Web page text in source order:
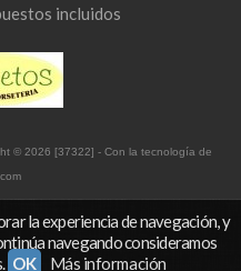
incluidos
© 2026 [37322] - Con la tecnología de
la experiencia de navegación, y
navegando consideramos
OK Más información